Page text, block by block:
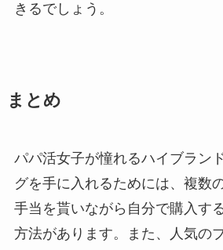
きるでしょう。
まとめ
パパ活女子が憧れるハイブラン
グを手に入れるためには、複数
手当を貰いながら自分で購入す
方法があります。また、人気の